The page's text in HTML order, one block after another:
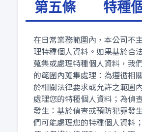
第五條 特種個
在日常業務範圍內，本公司不
理特種個人資料。如果基於合
蒐集或處理特種個人資料，我
的範圍內蒐集處理：為遵循相
於相關法律要求或允許之範圍
處理您的特種個人資料；為偵
發生：基於偵查或預防犯罪發
們可能處理您的特種個人資料